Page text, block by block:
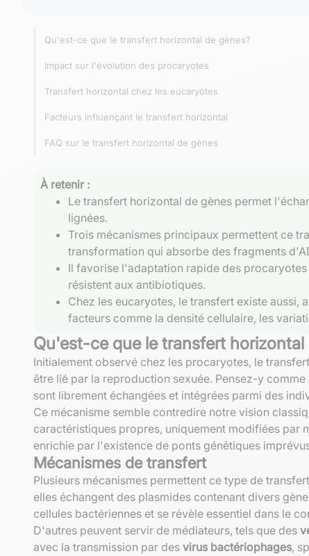
Qu'est-ce que le transfert horizontal de gènes?
Impact sur l'évolution des procaryotes
Transfert horizontal chez les eucaryotes
Facteurs influençant le transfert horizontal
FAQ sur le transfert horizontal de gènes
À retenir :
Le transfert horizontal de gènes permet
lignées.
Trois mécanismes principaux permettent ce
transformation qui absorbe des fragments
Il favorise l'adaptation rapide des
résistent aux antibiotiques.
Chez les eucaryotes, le transfert existe aussi,
facteurs comme la densité cellulaire, les
Qu'est-ce que le transfert horizontal
Initialement observé chez les procaryotes, le
être lié par la reproduction sexuée. Pensez-y
sont librement échangées et intégrées parmi des
Ce mécanisme semble contredire notre vision
caractéristiques propres, uniquement modifiées par
enrichie par l'existence de ponts génétiques
Mécanismes de transfert
Plusieurs mécanismes permettent ce type de
elles échangent des plasmides contenant divers
cellules bactériennes et se révèle essentiel dans le
D'autres peuvent servir de médiateurs, tels que des
avec la transmission par des virus bactériophages,